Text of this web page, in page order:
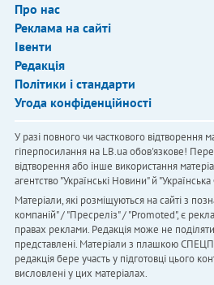
Про нас
Реклама на сайті
Івенти
Редакція
Політики і стандарти
Угода конфіденційності
У разі повного чи часткового відтворення
гіперпосилання на LB.ua обов'язкове!
відтворення або інше використання
агентство "Українськi Новини" й
Матеріали, які розміщуються на сайті з
компаній" / "Пресреліз" / "Promoted", є
правах реклами. Редакція може не
представлені. Матеріали з плашкою
редакція бере участь у підготовці цього
висловлені у цих матеріалах.